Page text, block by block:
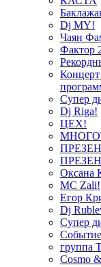
Dj MY!
Чаян
Фактор
Супер
Dj Riga!
ЦЕХ!
Оксана
MC Zali!
Егор
Dj
Супер
группа
Cosmo